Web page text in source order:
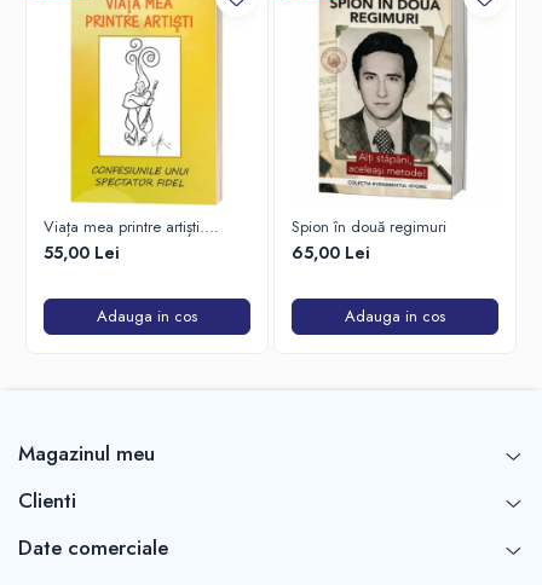
Viața mea printre artiști.
Confesiunile unui spectator
fidel
55,00 Lei
Adauga in cos
Spion în două regimuri
65,00 Lei
Adauga in cos
Magazinul meu
Clienti
Date comerciale